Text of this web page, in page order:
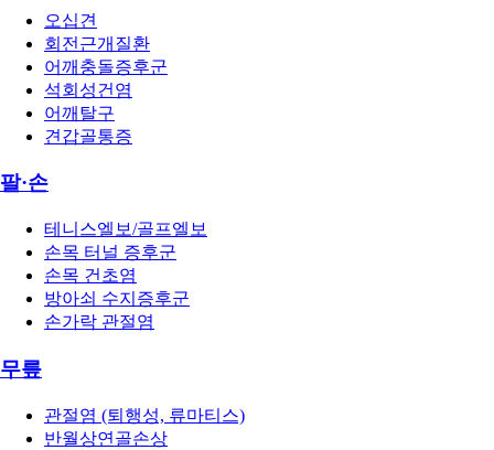
오십견
회전근개질환
어깨충돌증후군
석회성건염
어깨탈구
견갑골통증
팔·손
테니스엘보/골프엘보
손목 터널 증후군
손목 건초염
방아쇠 수지증후군
손가락 관절염
무릎
관절염 (퇴행성, 류마티스)
반월상연골손상